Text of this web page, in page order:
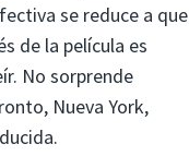
se reduce a que
de la película es
No sorprende
Nueva York,